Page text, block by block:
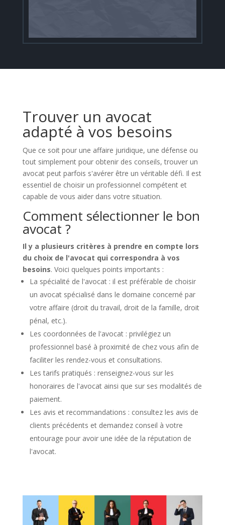
Trouver un avocat
adapté à vos besoins
Que ce soit pour une affaire juridique, une défense ou
tout simplement pour obtenir des conseils, trouver un
avocat peut parfois s'avérer être un véritable défi. Il est
essentiel de choisir un professionnel compétent et
capable de vous aider dans votre situation.
Comment sélectionner le bon
avocat ?
Il y a plusieurs critères à prendre en compte lors
du choix de l'avocat qui correspondra à vos
besoins. Voici quelques points importants :
La spécialité de l'avocat : il est préférable de choisir
un avocat spécialisé dans le domaine concerné par
votre affaire (droit du travail, droit de la famille, droit
pénal, etc.).
Les coordonnées de l'avocat : privilégiez un
professionnel basé à proximité de chez vous afin de
faciliter les rendez-vous et consultations.
Les tarifs pratiqués : renseignez-vous sur les
honoraires de l'avocat ainsi que sur ses modalités de
paiement.
Les avis et recommandations : consultez les avis de
clients précédents et demandez conseil à votre
entourage pour avoir une idée de la réputation de
l'avocat.